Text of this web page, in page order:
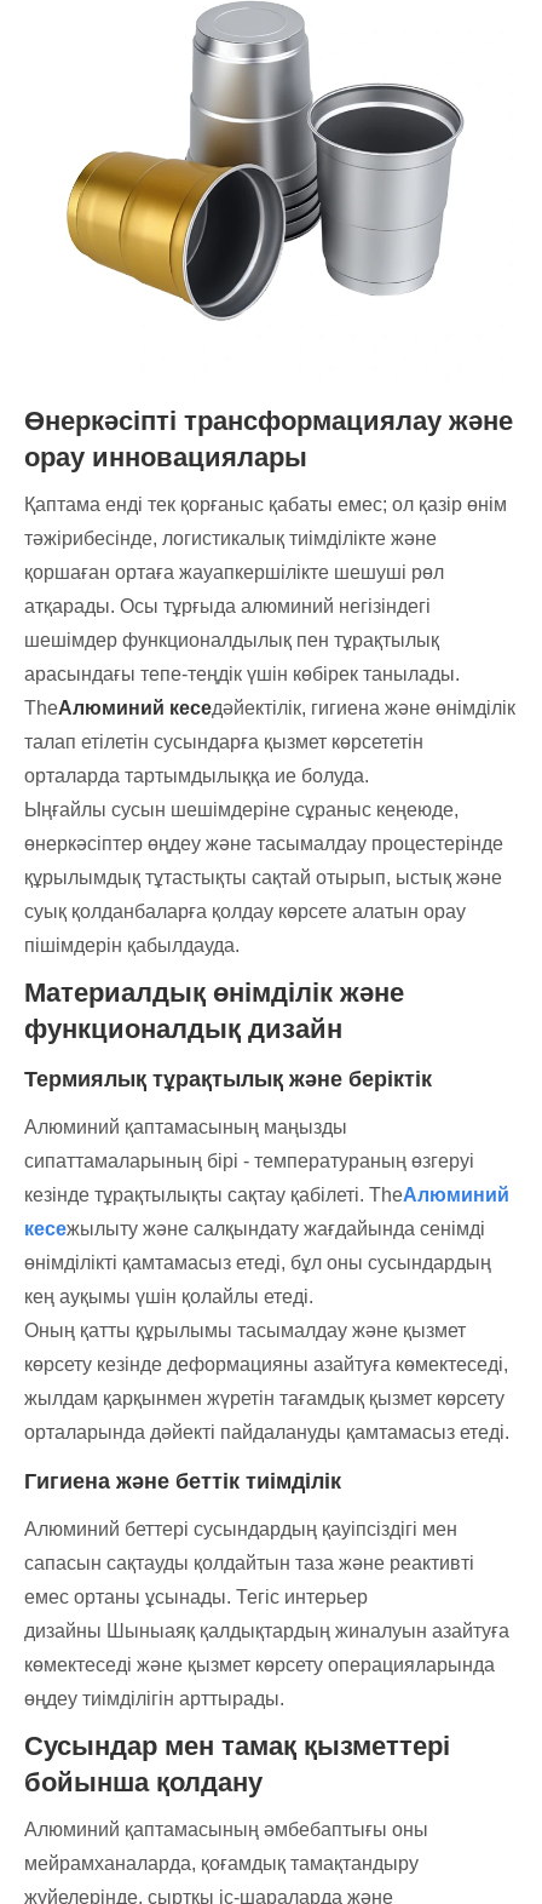
Өнеркәсіпті трансформациялау және
орау инновациялары
Қаптама енді тек қорғаныс қабаты емес; ол қазір өнім
тәжірибесінде, логистикалық тиімділікте және
қоршаған ортаға жауапкершілікте шешуші рөл
атқарады. Осы тұрғыда алюминий негізіндегі
шешімдер функционалдылық пен тұрақтылық
арасындағы тепе-теңдік үшін көбірек танылады.
TheАлюминий кеседәйектілік, гигиена және өнімділік
талап етілетін сусындарға қызмет көрсететін
орталарда тартымдылыққа ие болуда.
Ыңғайлы сусын шешімдеріне сұраныс кеңеюде,
өнеркәсіптер өңдеу және тасымалдау процестерінде
құрылымдық тұтастықты сақтай отырып, ыстық және
суық қолданбаларға қолдау көрсете алатын орау
пішімдерін қабылдауда.
Материалдық өнімділік және
функционалдық дизайн
Термиялық тұрақтылық және беріктік
Алюминий қаптамасының маңызды
сипаттамаларының бірі - температураның өзгеруі
кезінде тұрақтылықты сақтау қабілеті. TheАлюминий
кесежылыту және салқындату жағдайында сенімді
өнімділікті қамтамасыз етеді, бұл оны сусындардың
кең ауқымы үшін қолайлы етеді.
Оның қатты құрылымы тасымалдау және қызмет
көрсету кезінде деформацияны азайтуға көмектеседі,
жылдам қарқынмен жүретін тағамдық қызмет көрсету
орталарында дәйекті пайдалануды қамтамасыз етеді.
Гигиена және беттік тиімділік
Алюминий беттері сусындардың қауіпсіздігі мен
сапасын сақтауды қолдайтын таза және реактивті
емес ортаны ұсынады. Тегіс интерьер
дизайны Шыныаяқ қалдықтардың жиналуын азайтуға
көмектеседі және қызмет көрсету операцияларында
өңдеу тиімділігін арттырады.
Сусындар мен тамақ қызметтері
бойынша қолдану
Алюминий қаптамасының әмбебаптығы оны
мейрамханаларда, қоғамдық тамақтандыру
жүйелерінде, сыртқы іс-шараларда және